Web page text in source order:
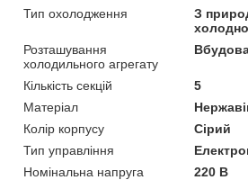
Тип охолодження
З
Розташування
холодильного агрегату
Кількість секцій
5
Матеріал
Колір корпусу
Сірий
Тип управління
Номінальна напруга
220 В